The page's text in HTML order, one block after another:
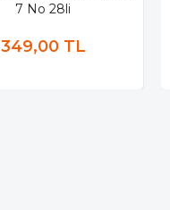
7 No 28li
349,00 TL